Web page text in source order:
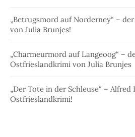
„Betrugsmord auf Norderney“ –
von Julia Brunjes!
„Charmeurmord auf Langeoog“ –
Ostfrieslandkrimi von Julia Brunjes
„Der Tote in der Schleuse“ – Alfred
Ostfrieslandkrimi!